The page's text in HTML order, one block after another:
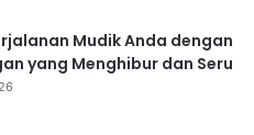
Mudik Anda dengan
yang Menghibur dan Seru